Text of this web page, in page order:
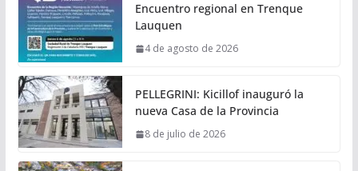
Encuentro regional en Trenque
Lauquen
4 de agosto de 2026
PELLEGRINI: Kicillof inauguró la
nueva Casa de la Provincia
8 de julio de 2026